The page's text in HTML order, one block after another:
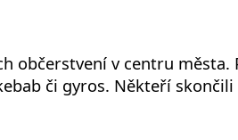
občerstvení v centru města.
či gyros. Někteří